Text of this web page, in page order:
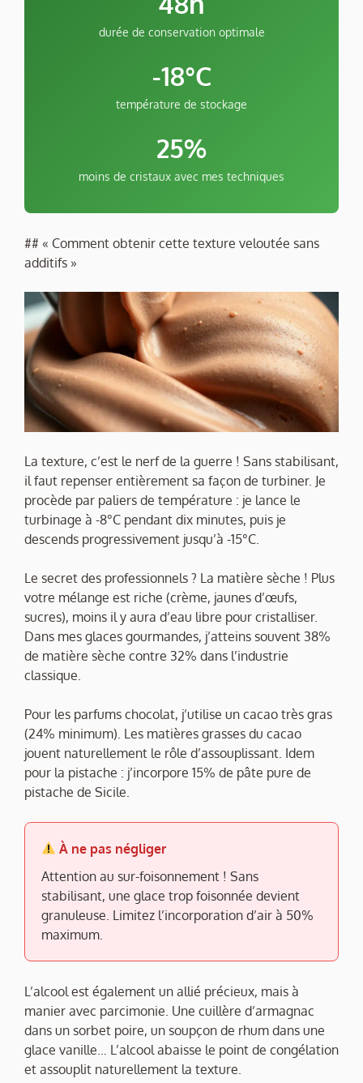
durée de conservation optimale
-18°C
température de stockage
25%
moins de cristaux avec mes techniques
## « Comment obtenir cette texture veloutée sans
additifs »
La texture, c’est le nerf de la guerre ! Sans stabilisant,
il faut repenser entièrement sa façon de turbiner. Je
procède par paliers de température : je lance le
turbinage à -8°C pendant dix minutes, puis je
descends progressivement jusqu’à -15°C.
Le secret des professionnels ? La matière sèche ! Plus
votre mélange est riche (crème, jaunes d’œufs,
sucres), moins il y aura d’eau libre pour cristalliser.
Dans mes glaces gourmandes, j’atteins souvent 38%
de matière sèche contre 32% dans l’industrie
classique.
Pour les parfums chocolat, j’utilise un cacao très gras
(24% minimum). Les matières grasses du cacao
jouent naturellement le rôle d’assouplissant. Idem
pour la pistache : j’incorpore 15% de pâte pure de
pistache de Sicile.
À ne pas négliger
Attention au sur-foisonnement ! Sans
stabilisant, une glace trop foisonnée devient
granuleuse. Limitez l’incorporation d’air à 50%
maximum.
L’alcool est également un allié précieux, mais à
manier avec parcimonie. Une cuillère d’armagnac
dans un sorbet poire, un soupçon de rhum dans une
glace vanille… L’alcool abaisse le point de congélation
et assouplit naturellement la texture.